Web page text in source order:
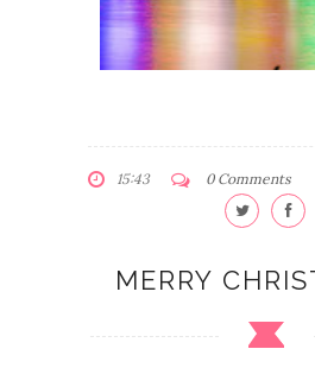
15:43 0 Comments
MERRY